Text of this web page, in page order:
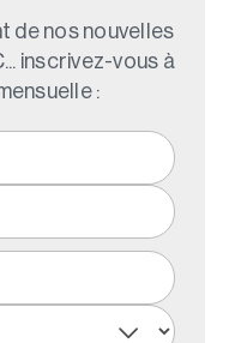
de nos nouvelles
inscrivez-vous à
: